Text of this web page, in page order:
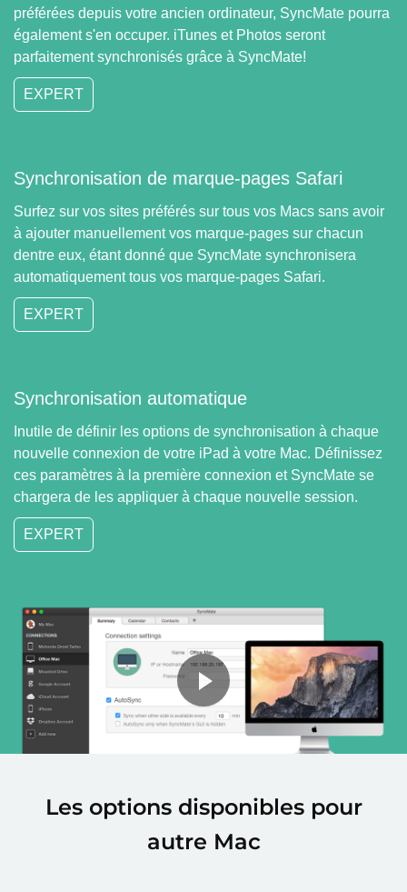
préférées depuis votre ancien ordinateur, SyncMate pourra
également s'en occuper. iTunes et Photos seront
parfaitement synchronisés grâce à SyncMate!
EXPERT
Synchronisation de marque-pages Safari
Surfez sur vos sites préférés sur tous vos Macs sans avoir
à ajouter manuellement vos marque-pages sur chacun
dentre eux, étant donné que SyncMate synchronisera
automatiquement tous vos marque-pages Safari.
EXPERT
Synchronisation automatique
Inutile de définir les options de synchronisation à chaque
nouvelle connexion de votre iPad à votre Mac. Définissez
ces paramètres à la première connexion et SyncMate se
chargera de les appliquer à chaque nouvelle session.
EXPERT
Les options disponibles pour
autre Mac